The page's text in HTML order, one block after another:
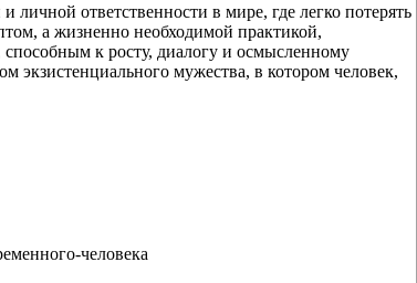
личной ответственности в мире, где легко потерять
а жизненно необходимой практикой,
к росту, диалогу и осмысленному
экзистенциального мужества, в котором человек,
человека